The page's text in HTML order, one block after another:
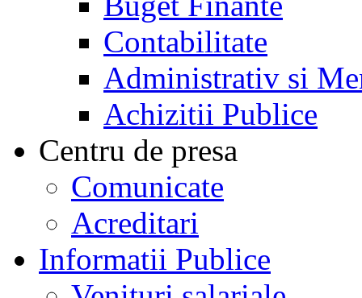
Contabilitate
Administrativ si
Achizitii Publice
Centru de presa
Comunicate
Acreditari
Informatii Publice